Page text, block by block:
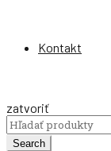
Kontakt
zatvoriť
Search
for:
Search